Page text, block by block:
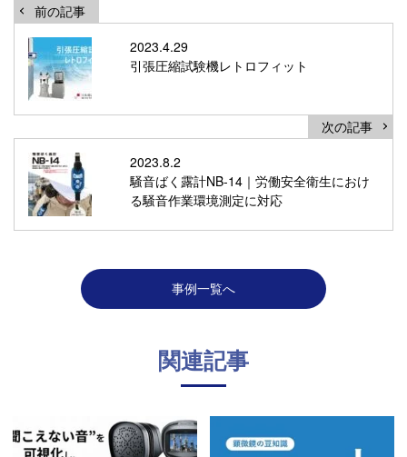
前の記事
2023.4.29
引張圧縮試験機レトロフィット
次の記事
2023.8.2
騒音ばく露計NB-14｜労働安全衛生におけ
る騒音作業環境測定に対応
事例一覧へ
関連記事